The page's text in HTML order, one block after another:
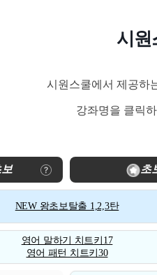
시원
시원스쿨에서 제공하
강좌명을 클릭
초
NEW 왕초보탈출 1,2,3탄
영어 말하기 치트키17
영어 패턴 치트키30